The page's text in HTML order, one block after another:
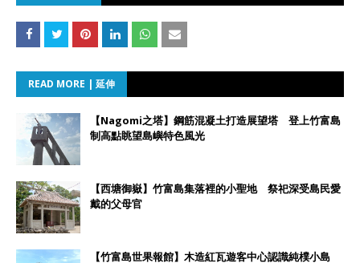
READ MORE | 延伸
【Nagomi之塔】鋼筋混凝土打造展望塔 登上竹富島
制高點眺望島嶼特色風光
【西塘御嶽】竹富島集落裡的小聖地 祭祀深受島民愛
戴的父母官
【竹富島世果報館】木造紅瓦遊客中心認識純樸小島